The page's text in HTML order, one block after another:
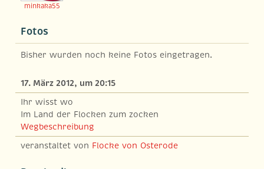
minkaka55
Fotos
Bisher wurden noch keine Fotos eingetragen.
17. März 2012, um 20:15
Ihr wisst wo
Im Land der Flocken zum zocken
Wegbeschreibung
veranstaltet von Flocke von Osterode